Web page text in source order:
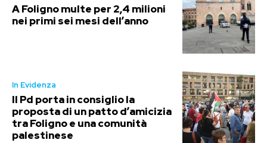
A Foligno multe per 2,4 milioni
nei primi sei mesi dell’anno
In Evidenza
Il Pd porta in consiglio la
proposta di un patto d’amicizia
tra Foligno e una comunità
palestinese